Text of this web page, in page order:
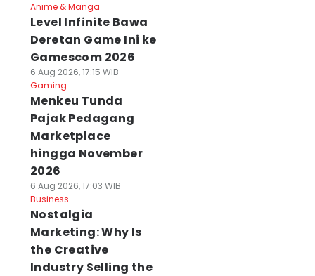
Anime & Manga
Level Infinite Bawa
Deretan Game Ini ke
Gamescom 2026
6 Aug 2026, 17:15 WIB
Gaming
Menkeu Tunda
Pajak Pedagang
Marketplace
hingga November
2026
6 Aug 2026, 17:03 WIB
Business
Nostalgia
Marketing: Why Is
the Creative
Industry Selling the